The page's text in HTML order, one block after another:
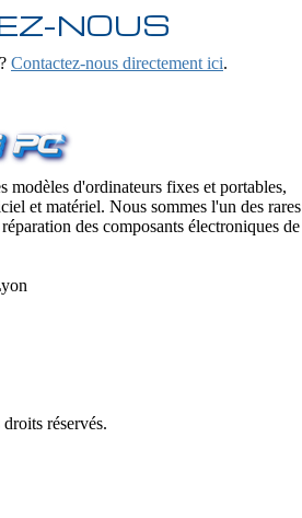
NOUS
Contactez-nous directement ici.
modèles d'ordinateurs fixes et portables,
et matériel. Nous sommes l'un des rares
des composants électroniques de
droits réservés.